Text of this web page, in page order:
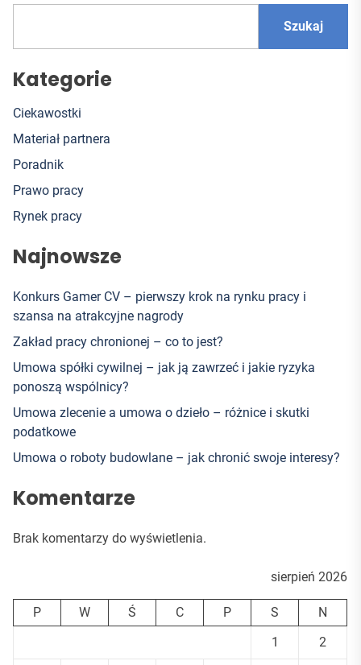
Szukaj
Kategorie
Ciekawostki
Materiał partnera
Poradnik
Prawo pracy
Rynek pracy
Najnowsze
Konkurs Gamer CV – pierwszy krok na rynku pracy i
szansa na atrakcyjne nagrody
Zakład pracy chronionej – co to jest?
Umowa spółki cywilnej – jak ją zawrzeć i jakie ryzyka
ponoszą wspólnicy?
Umowa zlecenie a umowa o dzieło – różnice i skutki
podatkowe
Umowa o roboty budowlane – jak chronić swoje interesy?
Komentarze
Brak komentarzy do wyświetlenia.
sierpień 2026
P W Ś C P S
N
1
2